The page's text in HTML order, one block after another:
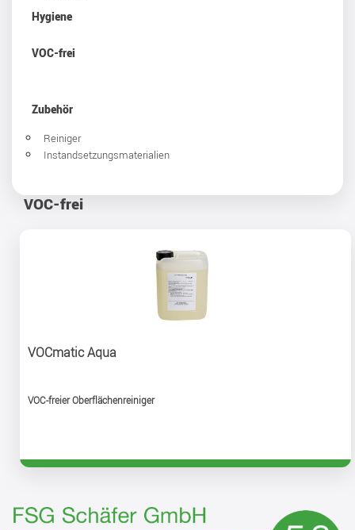
Hygiene
VOC-frei
Zubehör
Reiniger
Instandsetzungsmaterialien
VOC-frei
VOCmatic Aqua
VOC-freier Oberflächenreiniger